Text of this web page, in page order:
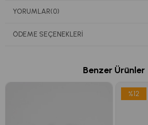
YORUMLAR(0)
ÖDEME SEÇENEKLERI
Benzer Ürünler
%12